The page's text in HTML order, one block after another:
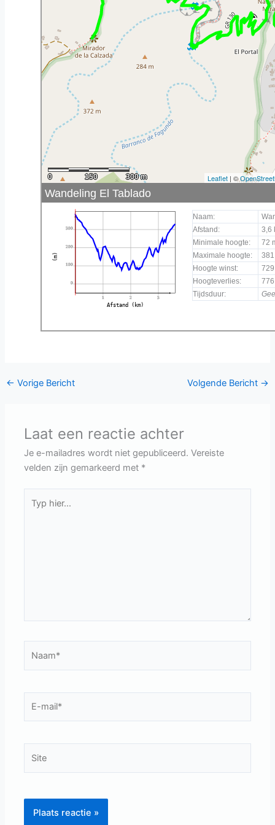
0 150 300 m Leaflet | ©
Wandeling El Tablado
0
100
200
300
1 2 3
Afstand (km)
(m)
Naam:
Afstand:
3,6
Minimale hoogte:
72
Maximale hoogte:
Hoogte winst:
Hoogteverlies:
Tijdsduur:
← Vorige Bericht Volgende Bericht →
Laat een reactie achter
Je e-mailadres wordt niet gepubliceerd. Vereiste
velden zijn gemarkeerd met *
hier...